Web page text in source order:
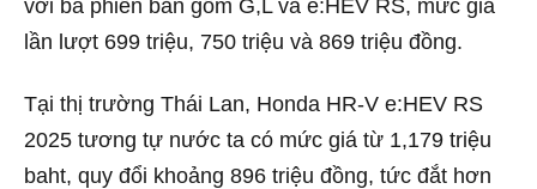
với ba phiên bản gồm G,L và e:HEV RS, mức giá
lần lượt 699 triệu, 750 triệu và 869 triệu đồng.
Tại thị trường Thái Lan, Honda HR-V e:HEV RS
2025 tương tự nước ta có mức giá từ 1,179 triệu
baht, quy đổi khoảng 896 triệu đồng, tức đắt hơn